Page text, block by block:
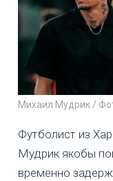
Михаил Мудрик /
Футболист из
Мудрик якобы
временно